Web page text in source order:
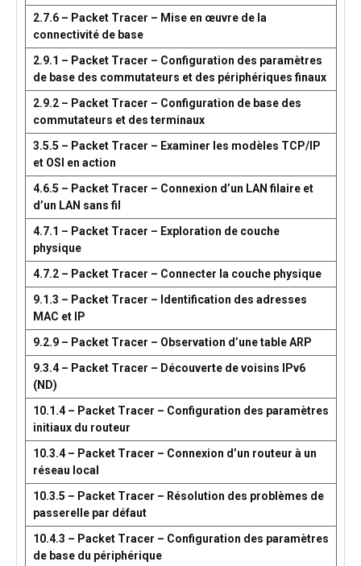
2.7.6 – Packet Tracer – Mise en œuvre de la
connectivité de base
2.9.1 – Packet Tracer – Configuration des paramètres
de base des commutateurs et des périphériques finaux
2.9.2 – Packet Tracer – Configuration de base des
commutateurs et des terminaux
3.5.5 – Packet Tracer – Examiner les modèles TCP/IP
et OSI en action
4.6.5 – Packet Tracer – Connexion d’un LAN filaire et
d’un LAN sans fil
4.7.1 – Packet Tracer – Exploration de couche
physique
4.7.2 – Packet Tracer – Connecter la couche physique
9.1.3 – Packet Tracer – Identification des adresses
MAC et IP
9.2.9 – Packet Tracer – Observation d’une table ARP
9.3.4 – Packet Tracer – Découverte de voisins IPv6
(ND)
10.1.4 – Packet Tracer – Configuration des paramètres
initiaux du routeur
10.3.4 – Packet Tracer – Connexion d’un routeur à un
réseau local
10.3.5 – Packet Tracer – Résolution des problèmes de
passerelle par défaut
10.4.3 – Packet Tracer – Configuration des paramètres
de base du périphérique